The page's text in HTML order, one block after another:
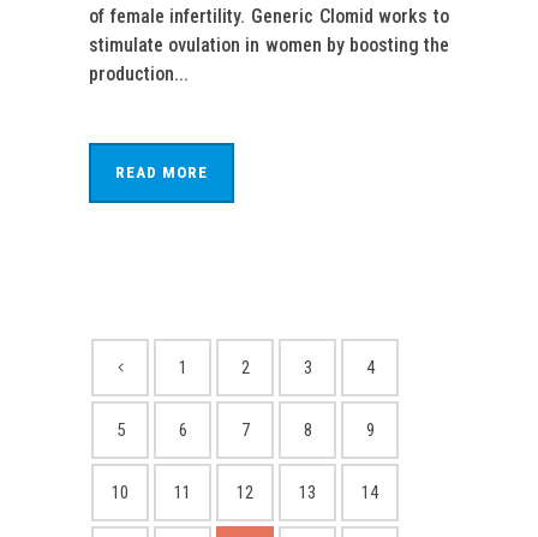
of female infertility. Generic Clomid works to
stimulate ovulation in women by boosting the
production...
READ MORE
1 2 3 4
5 6 7 8 9
10 11 12 13 14